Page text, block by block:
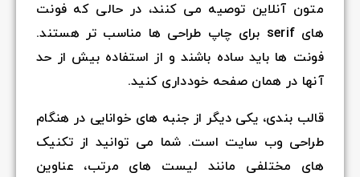
متون آنلاین توصیه می کنند، در حالی که فونت
های serif برای چاپ طراحی ها مناسب تر هستند.
فونت ها باید ساده باشند و از استفاده بیش از حد
آنها در همان صفحه خودداری کنید.
قالب بندی، یکی دیگر از جنبه های خوانایی در هنگام
طراحی وب سایت است. شما می توانید از تکنیک
های مختلفی مانند لیست های مرتب، عناوین